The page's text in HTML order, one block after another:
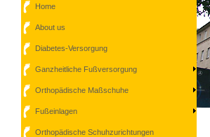
Home
About us
Diabetes-Versorgung
Ganzheitliche Fußversorgung
Orthopädische Maßschuhe
Fußeinlagen
Orthopädische Schuhzurichtungen